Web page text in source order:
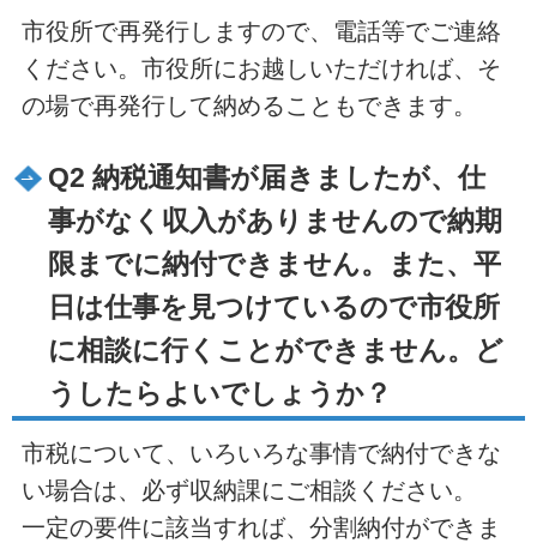
市役所で再発行しますので、電話等でご連絡
ください。市役所にお越しいただければ、そ
の場で再発行して納めることもできます。
Q2 納税通知書が届きましたが、仕
事がなく収入がありませんので納期
限までに納付できません。また、平
日は仕事を見つけているので市役所
に相談に行くことができません。ど
うしたらよいでしょうか？
市税について、いろいろな事情で納付できな
い場合は、必ず収納課にご相談ください。
一定の要件に該当すれば、分割納付ができま